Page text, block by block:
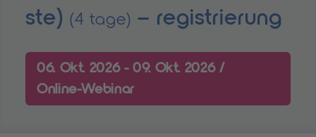
ste) (4 tage) – registrierung
06. Okt. 2026 - 09. Okt. 2026 /
Online-Webinar